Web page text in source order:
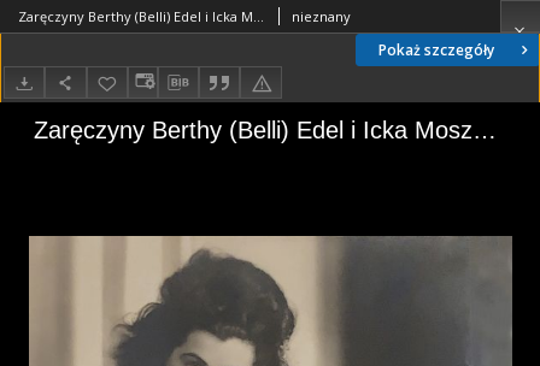
Pokaż szczegóły
Zaręczyny Berthy (Belli) Edel i Icka Moszka (Isaaca Morrisa) Kichelmachera (Kay) nieznany